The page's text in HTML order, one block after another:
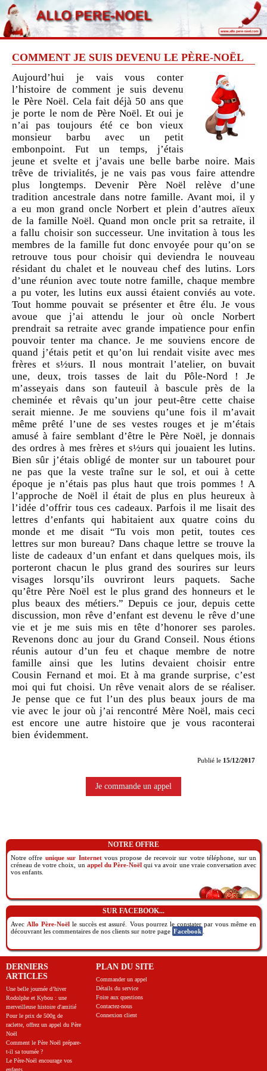
COMMENT JE SUIS DEVENU LE PÈRE-NOËL
Aujourd’hui je vais vous conter
l’histoire de comment je suis devenu
le Père Noël. Cela fait déjà 50 ans que
je porte le nom de Père Noël. Et oui je
n’ai pas toujours été ce bon vieux
monsieur barbu avec un petit
embonpoint. Fut un temps, j’étais
jeune et svelte et j’avais une belle barbe noire. Mais
trêve de trivialités, je ne vais pas vous faire attendre
plus longtemps. Devenir Père Noël relève d’une
tradition ancestrale dans notre famille. Avant moi, il y
a eu mon grand oncle Norbert et plein d’autres aïeux
de la famille Noël. Quand mon oncle prit sa retraite, il
a fallu choisir son successeur. Une invitation à tous les
membres de la famille fut donc envoyée pour qu’on se
retrouve tous pour choisir qui deviendra le nouveau
résidant du chalet et le nouveau chef des lutins. Lors
d’une réunion avec toute notre famille, chaque membre
a pu voter, les lutins eux aussi étaient conviés au vote.
Tout homme pouvait se présenter et être élu. Je vous
avoue que j’ai attendu le jour où oncle Norbert
prendrait sa retraite avec grande impatience pour enfin
pouvoir tenter ma chance. Je me souviens encore de
quand j’étais petit et qu’on lui rendait visite avec mes
frères et s½urs. Il nous montrait l’atelier, on buvait
une, deux, trois tasses de lait du Pôle-Nord ! Je
m’asseyais dans son fauteuil à bascule près de la
cheminée et rêvais qu’un jour peut-être cette chaise
serait mienne. Je me souviens qu’une fois il m’avait
même prêté l’une de ses vestes rouges et je m’étais
amusé à faire semblant d’être le Père Noël, je donnais
des ordres à mes frères et s½urs qui jouaient les lutins.
Bien sûr j’étais obligé de monter sur un tabouret pour
ne pas que la veste traîne sur le sol, et oui à cette
époque je n’étais pas plus haut que trois pommes ! A
l’approche de Noël il était de plus en plus heureux à
l’idée d’offrir tous ces cadeaux. Parfois il me lisait des
lettres d’enfants qui habitaient aux quatre coins du
monde et me disait “Tu vois mon petit, toutes ces
lettres sur mon bureau? Dans chaque lettre se trouve la
liste de cadeaux d’un enfant et dans quelques mois, ils
porteront chacun le plus grand des sourires sur leurs
visages lorsqu’ils ouvriront leurs paquets. Sache
qu’être Père Noël est le plus grand des honneurs et le
plus beaux des métiers.” Depuis ce jour, depuis cette
discussion, mon rêve d’enfant est devenu le rêve d’une
vie et je me suis mis en tête d’honorer ses paroles.
Revenons donc au jour du Grand Conseil. Nous étions
réunis autour d’un feu et chaque membre de notre
famille ainsi que les lutins devaient choisir entre
Cousin Fernand et moi. Et à ma grande surprise, c’est
moi qui fut choisi. Un rêve venait alors de se réaliser.
Je pense que ce fut l’un des plus beaux jours de ma
vie avec le jour où j’ai rencontré Mère Noël, mais ceci
est encore une autre histoire que je vous raconterai
bien évidemment.
Publié le 15/12/2017
Je commande un appel
NOTRE OFFRE
Notre offre unique sur Internetvous propose de recevoir sur votre téléphone, sur un
créneau de votre choix, un appel du Père-Noël qui va avoir une vraie conversation avec
vos enfants.
SUR FACEBOOK...
Avec Allo Père-Noël le succès est assuré. Vous pourrez le constater par vous même en
découvrant les commentaires de nos clients sur notre page Facebook
DERNIERS
ARTICLES
Une belle journée d’hiver
Rodolphe et Kybou : une
merveilleuse histoire d'amitié
Pour le prix de 500g de
raclette, offrez un appel du Père
Noël
Comment le Père Noël prépare-
t-il sa tournée ?
Le Père-Noël encourage vos
enfants
PLAN DU SITE
Commander un appel
Détails du service
Foire aux questions
Contactez-nous
Connexion client